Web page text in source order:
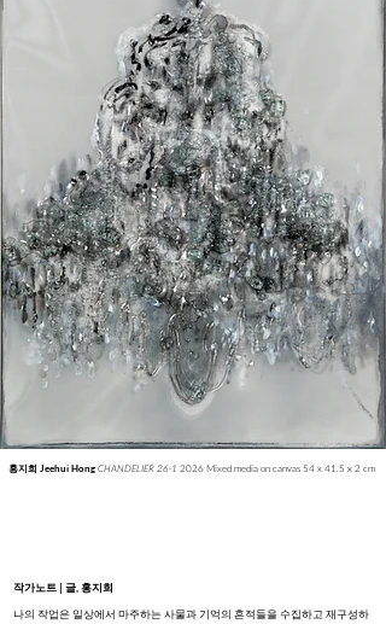
홍지희 Jeehui Hong CHANDELIER 26-1 2026 Mixed media on canvas 54 x 41.5 x 2 cm
작가노트 | 글, 홍지희
나의 작업은 일상에서 마주하는 사물과 기억의 흔적들을 수집하고 재구성하